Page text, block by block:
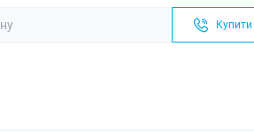
Купити